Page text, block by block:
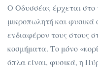
Ο Οδυσσέας έρχεται στο
μικροπωλητή και φυσικά
ενδιαφέρον τους στους
κοσμήματα. Το μόνο
όπλα είναι, φυσικά, η